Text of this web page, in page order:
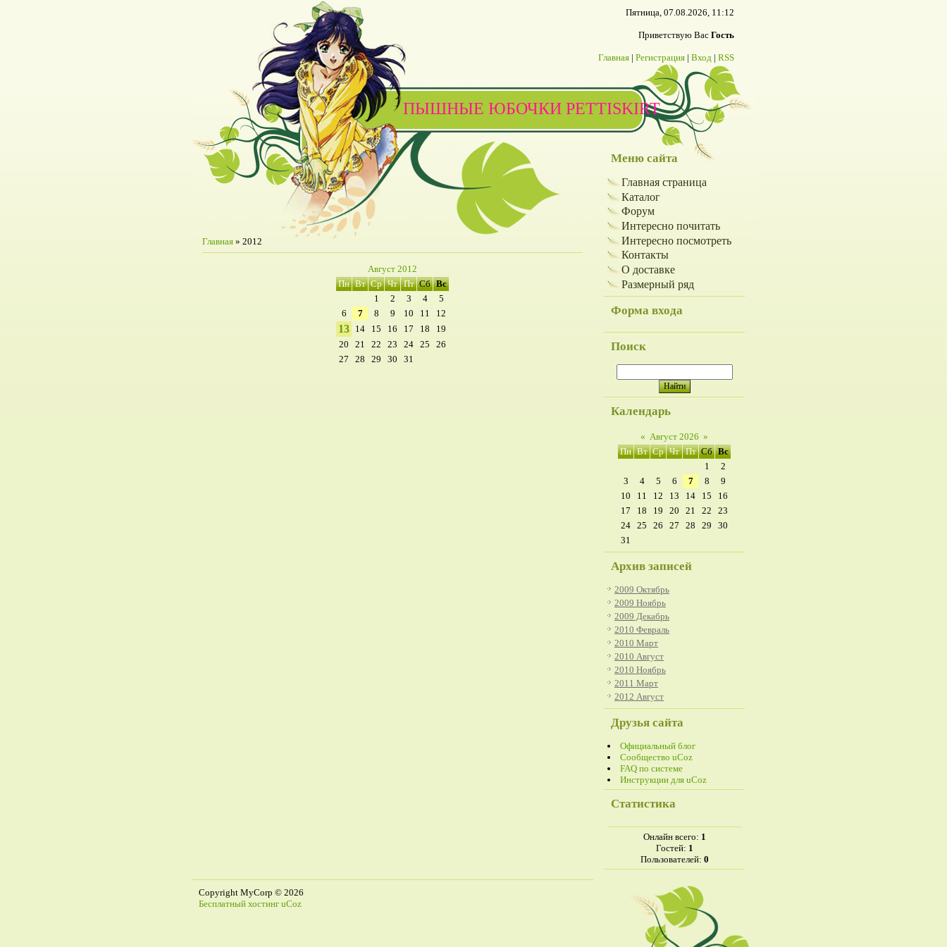
Пятница, 07.08.2026, 11:12
Приветствую Вас Гость
Главная | Регистрация | Вход | RSS
ПЫШНЫЕ ЮБОЧКИ PETTISKIRT
Главная » 2012
Август 2012
Пн Вт Ср Чт Пт Сб Вс
1
2 3 4
5
6
7 8 9 10 11 12
13 14 15 16 17 18
19
20
21 22 23 24 25
26
27
28 29 30 31
Меню сайта
Главная страница
Каталог
Форум
Интересно почитать
Интересно посмотреть
Контакты
О доставке
Размерный ряд
Форма входа
Поиск
Календарь
« Август 2026 »
Пн Вт Ср Чт Пт Сб Вс
1
2
3
4 5 6 7 8
9
10
11 12 13 14 15
16
17
18 19 20 21 22
23
24 25 26 27 28 29
30
31
Архив записей
2009 Октябрь
2009 Ноябрь
2009 Декабрь
2010 Февраль
2010 Март
2010 Август
2010 Ноябрь
2011 Март
2012 Август
Друзья сайта
Официальный блог
Сообщество uCoz
FAQ по системе
Инструкции для uCoz
Статистика
Онлайн всего: 1
Гостей: 1
Пользователей: 0
Copyright MyCorp © 2026
Бесплатный хостинг uCoz